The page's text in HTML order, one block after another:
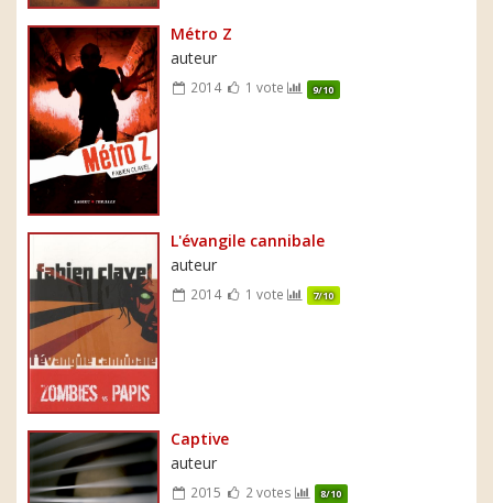
Métro Z
auteur
2014 1 vote 9/10
L'évangile cannibale
auteur
2014 1 vote 7/10
Captive
auteur
2015 2 votes 8/10